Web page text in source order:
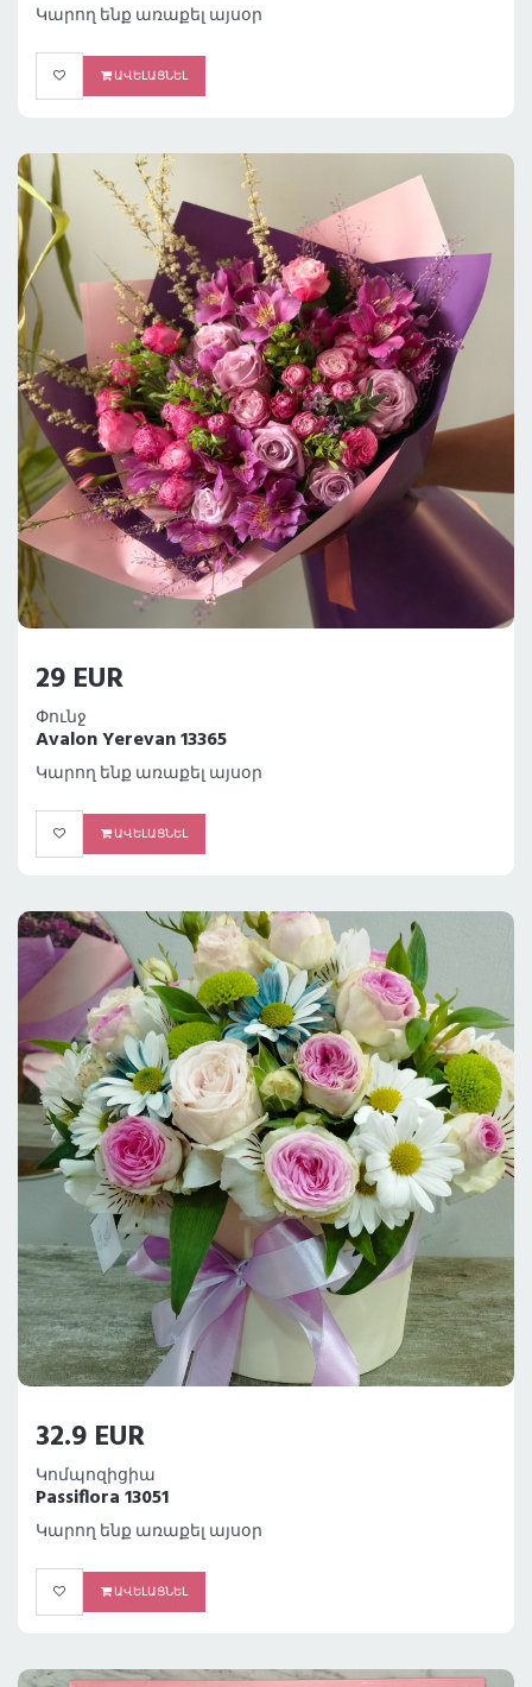
Կարող ենք առաքել այսօր
ԱՎԵԼԱՑՆԵԼ
29 EUR
Փունջ
Avalon Yerevan 13365
Կարող ենք առաքել այսօր
ԱՎԵԼԱՑՆԵԼ
32.9 EUR
Կոմպոզիցիա
Passiflora 13051
Կարող ենք առաքել այսօր
ԱՎԵԼԱՑՆԵԼ